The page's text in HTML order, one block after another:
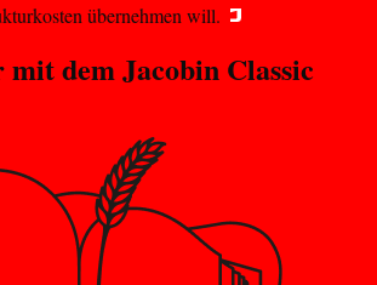
übernehmen will.
mit demJacobin Classic